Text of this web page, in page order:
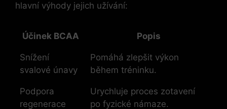
hlavní výhody jejich užívání:
Účinek BCAA Popis
Snížení
svalové únavy
Pomáhá zlepšit výkon
během tréninku.
Podpora
regenerace
Urychluje proces zotavení
po fyzické námaze.